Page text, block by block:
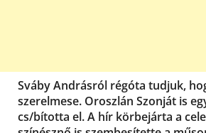
Sváby Andrásról régóta tudjuk,
szerelmese. Oroszlán Szonját is
cs/bította el. A hír körbejárta a